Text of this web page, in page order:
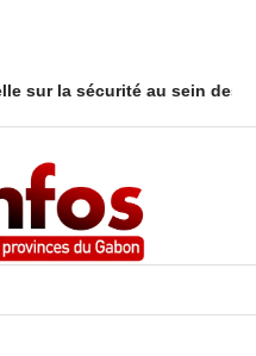
sécurité au sein des foyers